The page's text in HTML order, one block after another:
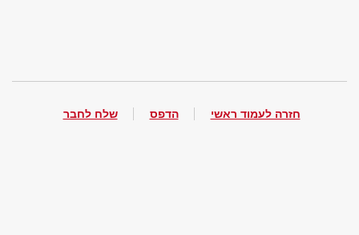
חזרה לעמוד ראשי הדפס שלח לחבר